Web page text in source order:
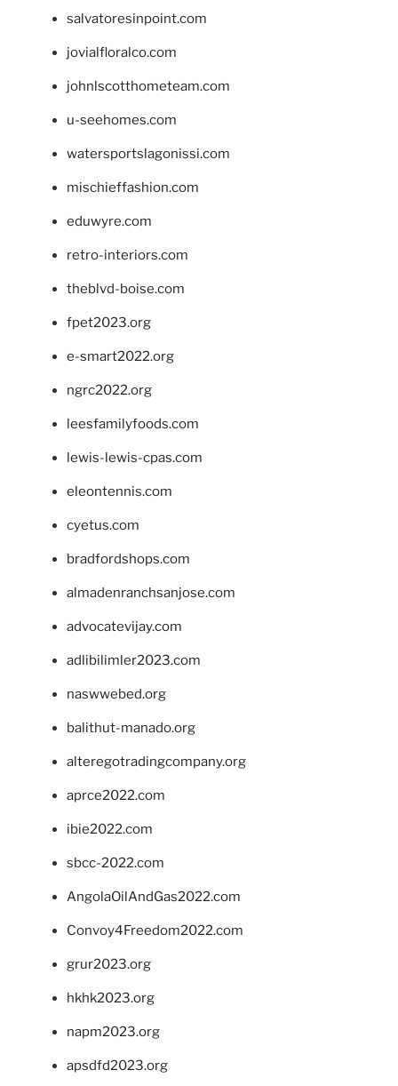
salvatoresinpoint.com
jovialfloralco.com
johnlscotthometeam.com
u-seehomes.com
watersportslagonissi.com
mischieffashion.com
eduwyre.com
retro-interiors.com
theblvd-boise.com
fpet2023.org
e-smart2022.org
ngrc2022.org
leesfamilyfoods.com
lewis-lewis-cpas.com
eleontennis.com
cyetus.com
bradfordshops.com
almadenranchsanjose.com
advocatevijay.com
adlibilimler2023.com
naswwebed.org
balithut-manado.org
alteregotradingcompany.org
aprce2022.com
ibie2022.com
sbcc-2022.com
AngolaOilAndGas2022.com
Convoy4Freedom2022.com
grur2023.org
hkhk2023.org
napm2023.org
apsdfd2023.org